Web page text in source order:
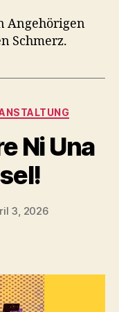
Angehörigen
Schmerz.
Ni Una
3, 2026